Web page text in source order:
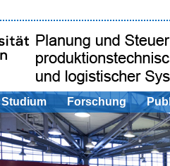
Studium Forschung